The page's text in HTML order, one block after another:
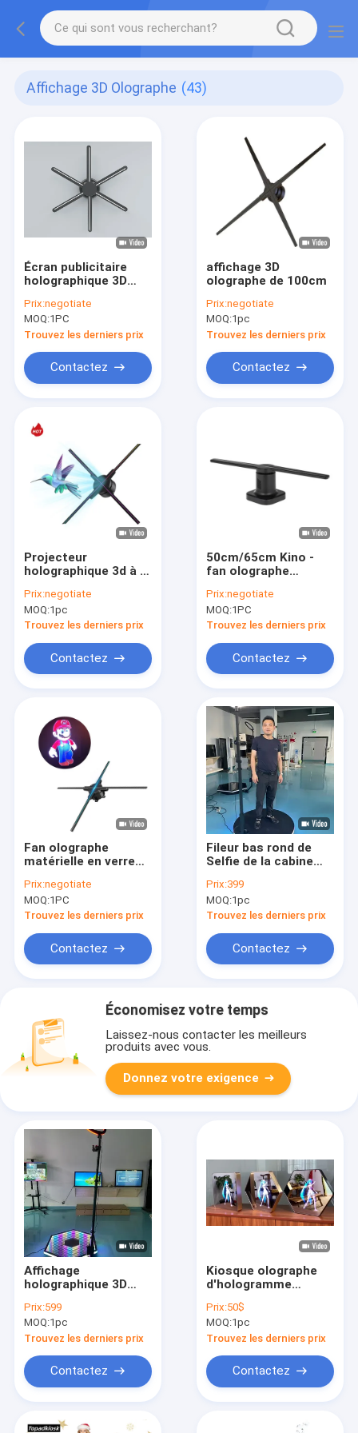
Affichage 3D Olographe (43)
Écran publicitaire
holographique 3D
Prix:negotiate
MOQ:1PC
Trouvez les derniers prix
Contactez
affichage 3D
olographe de 100cm
Prix:negotiate
MOQ:1pc
Trouvez les derniers prix
Contactez
Projecteur
holographique 3d à 8
ventilateur
d'affichage 150cm
ABS PC
Prix:negotiate
MOQ:1pc
Trouvez les derniers prix
Contactez
50cm/65cm Kino -
fan olographe
3D de M angle de vue
de 360 degrés
Prix:negotiate
MOQ:1PC
Trouvez les derniers prix
Contactez
Fan olographe
matérielle en verre
d'affichage 3d LED
65cm pour la
publicité
Prix:negotiate
MOQ:1PC
Trouvez les derniers prix
Contactez
Fileur bas rond de
Selfie de la cabine
noce d'anniversaire
Prix:399
MOQ:1pc
Trouvez les derniers prix
Contactez
Économisez votre temps
Laissez-nous contacter les meilleurs
produits avec vous.
Donnez votre exigence
Affichage
holographique 3D
360 degrés Selfie
photo Booth
Prix:599
MOQ:1pc
Trouvez les derniers prix
Contactez
Kiosque olographe
d'hologramme
3D pour annoncer la
lumière de LED
Prix:50$
MOQ:1pc
Trouvez les derniers prix
Contactez